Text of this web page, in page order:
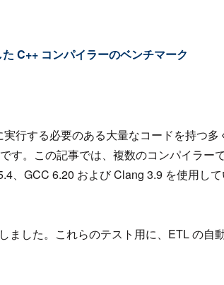
C++ コンパイラーのベンチマーク
行する必要のある大量なコードを持つ
す。この記事では、複数のコンパイラー
、GCC 6.20 および Clang 3.9 を使用し
ました。これらのテスト用に、ETL の自